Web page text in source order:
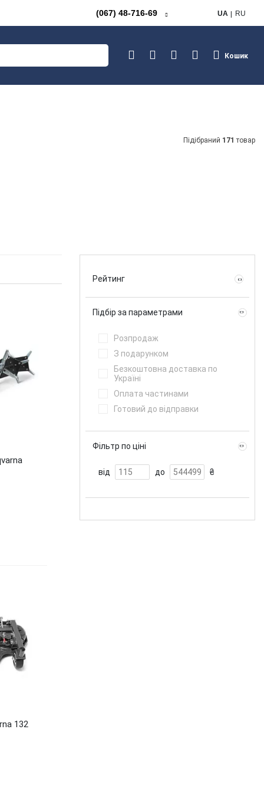
(067) 48-716-69 UA RU
Кошик
Підібраний 171 товар
132
Рейтинг
Підбір за параметрами
Розпродаж
З подарунком
Безкоштовна доставка по
Україні
Оплата частинами
Готовий до відправки
Фільтр по ціні
від до ₴